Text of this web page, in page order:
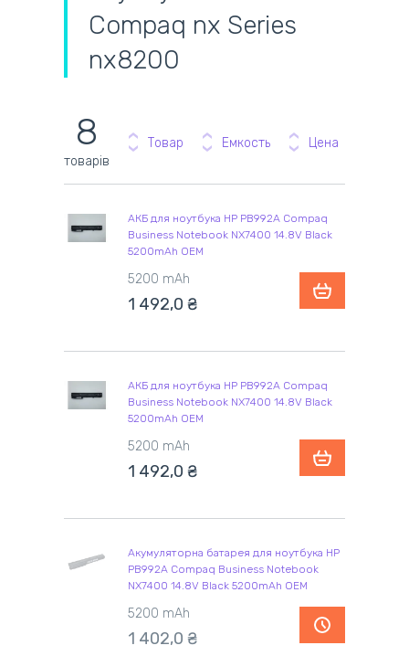
Compaq nx Series
nx8200
8
товарів
Товар Емкость Цена
АКБ для ноутбука HP PB992A Compaq
Business Notebook NX7400 14.8V Black
5200mAh OEM
5200 mAh
1 492,0 ₴
АКБ для ноутбука HP PB992A Compaq
Business Notebook NX7400 14.8V Black
5200mAh OEM
5200 mAh
1 492,0 ₴
Акумуляторна батарея для ноутбука HP
PB992A Compaq Business Notebook
NX7400 14.8V Black 5200mAh OEM
5200 mAh
1 402,0 ₴